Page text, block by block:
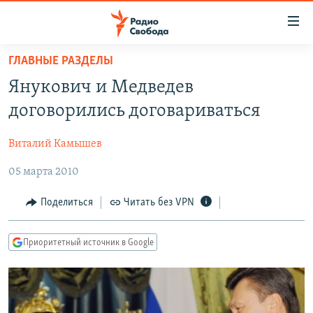
упрощенного
доступа
основному
Вернутся
главной
навигации
Вернутся
поиску
ПОДКАСТЫ
АВТОРСКИЕ ПРОЕКТЫ
ЦИТАТЫ СВОБОДЫ
МНЕНИЯ
КУЛЬТУРА
IDEL.РЕАЛИИ
КАВКАЗ.РЕАЛИИ
СЕВЕР.РЕАЛИИ
СИБИРЬ.РЕАЛИИ
ГЛАВНЫЕ РАЗДЕЛЫ
Янукович и Медведев
договорились договариваться
Виталий Камышев
05 марта 2010
Поделиться Читать без VPN
Приоритетный источник в Google